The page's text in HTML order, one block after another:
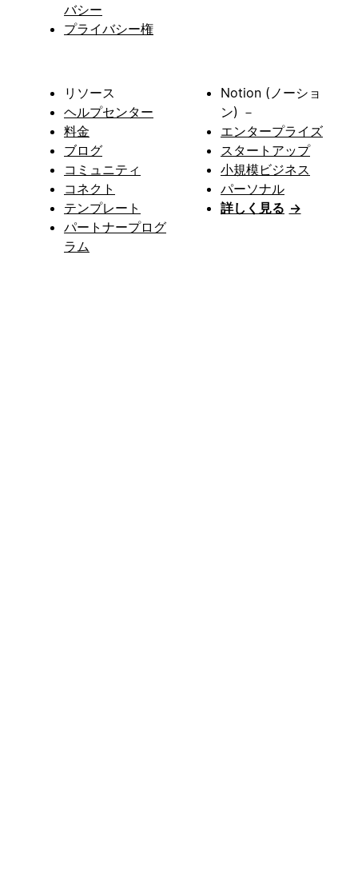
バシー
プライバシー権
リソース
ヘルプセンター
料金
ブログ
コミュニティ
コネクト
テンプレート
パートナープログ
ラム
Notion (ノーショ
ン) －
エンタープライズ
スタートアップ
小規模ビジネス
パーソナル
詳しく見る →